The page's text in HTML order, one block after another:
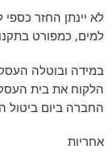
לא יינתן החזר
למים, כמפורט בתקנות
במידה ובוטלה
הלקוח את בית
החברה ביום ביטול
אחריות